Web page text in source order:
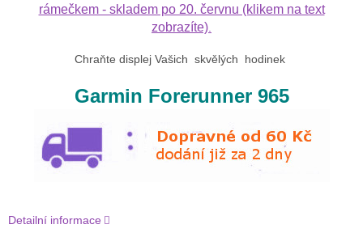
rámečkem - skladem po 20. červnu (klikem na text
zobrazíte).
Chraňte displej Vašich skvělých hodinek
Garmin Forerunner 965
Detailní informace